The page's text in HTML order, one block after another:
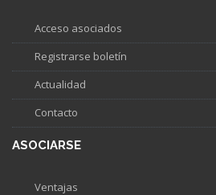
Acceso asociados
Registrarse boletín
Actualidad
Contacto
ASOCIARSE
Ventajas